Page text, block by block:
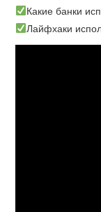
Какие банки
Лайфхаки